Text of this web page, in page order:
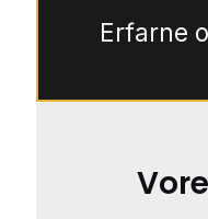
Erfarne